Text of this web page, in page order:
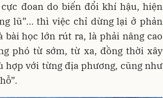
đoan do biến đổi khí hậu, hiện
lũ”… thì việc chỉ dừng lại ở phản
học lớn rút ra, là phải nâng cao
phó từ sớm, từ xa, đồng thời xây
hợp với từng địa phương, cũng như